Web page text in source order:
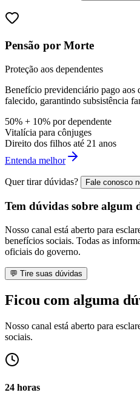
Pensão por Morte
Proteção aos dependentes
Benefício previdenciário pago aos
falecido, garantindo subsistência
50% + 10% por dependente
Vitalícia para cônjuges
Direito dos filhos até 21 anos
Entenda melhor
Quer tirar dúvidas? Fale conosco
Tem dúvidas sobre algum
Nosso canal está aberto para
benefícios sociais. Todas as
oficiais do governo.
💬 Tire suas dúvidas
Ficou com alguma
Nosso canal está aberto para
sociais.
24 horas